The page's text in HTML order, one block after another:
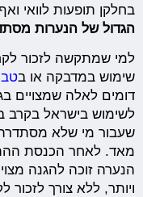
בחלקן תופעות לוואי
הגדול של הנערות
למי שמתקשה לזכור
שימוש במדבקה או ב
דומים לאלה שמצויים
לשימוש בישראל בקרב
שעבור מי שלא מסתדרת
מאד. לאחר הכנסת
הנערה זוכה להגנה
ויותר, ללא צורך